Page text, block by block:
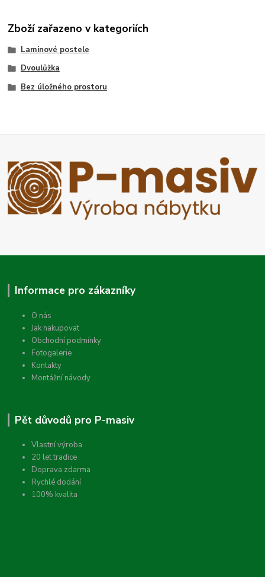
Zboží zařazeno v kategoriích
Laminové postele
Dvoulůžka
Bez úložného prostoru
Informace pro zákazníky
O nás
Jak nakupovat
Obchodní podmínky
Fotogalerie
Kontakty
Montážní návody
Pět důvodů pro P-masiv
Vlastní výroba
20 let tradice
Doprava zdarma
Rychlé dodání
100% kvalita